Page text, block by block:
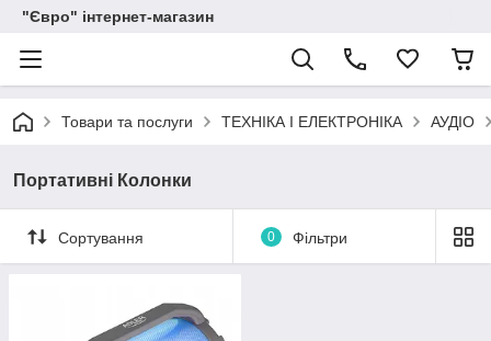
"Євро" інтернет-магазин
Товари та послуги ТЕХНІКА І ЕЛЕКТРОНІКА АУДІО
Портативні Колонки
Сортування 0 Фільтри